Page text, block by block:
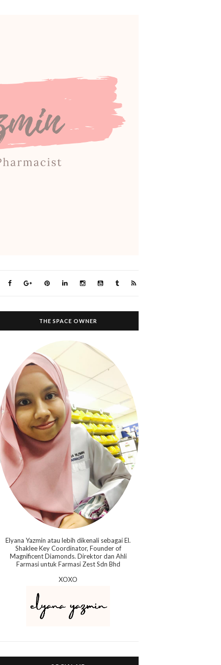
THE SPACE OWNER
Elyana Yazmin atau lebih dikenali sebagai El.
Shaklee Key Coordinator, Founder of
Magnificent Diamonds. Direktor dan Ahli
Farmasi untuk Farmasi Zest Sdn Bhd
XOXO